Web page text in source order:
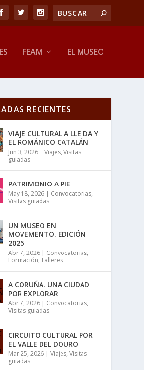
FEAM EL MUSEO
RECIENTES
VIAJE CULTURAL A LLEIDA Y
EL ROMÁNICO CATALÁN
Jun 3, 2026 |Viajes,Visitas
guiadas
PATRIMONIO A PIE
May 18, 2026 | Convocatorias,
Visitas guiadas
UN MUSEO EN
MOVEMENTO. EDICIÓN
2026
Abr 7, 2026 | Convocatorias,
Formación,Talleres
A CORUÑA. UNA CIUDAD
POR EXPLORAR
Abr 7, 2026 | Convocatorias,
Visitas guiadas
CIRCUITO CULTURAL POR
EL VALLE DEL DOURO
Mar 25, 2026 |Viajes,Visitas
guiadas